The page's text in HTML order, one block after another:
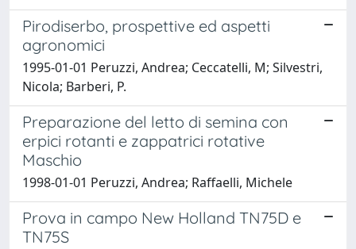
Pirodiserbo, prospettive ed aspetti
agronomici
1995-01-01 Peruzzi, Andrea; Ceccatelli, M; Silvestri,
Nicola; Barberi, P.
Preparazione del letto di semina con
erpici rotanti e zappatrici rotative
Maschio
1998-01-01 Peruzzi, Andrea; Raffaelli, Michele
Prova in campo New Holland TN75D e
TN75S